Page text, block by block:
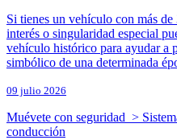
Si tienes un vehículo con más
interés o singularidad especial
vehículo histórico para ayudar a
simbólico de una determinada
09 julio 2026
Muévete con seguridad >
conducción